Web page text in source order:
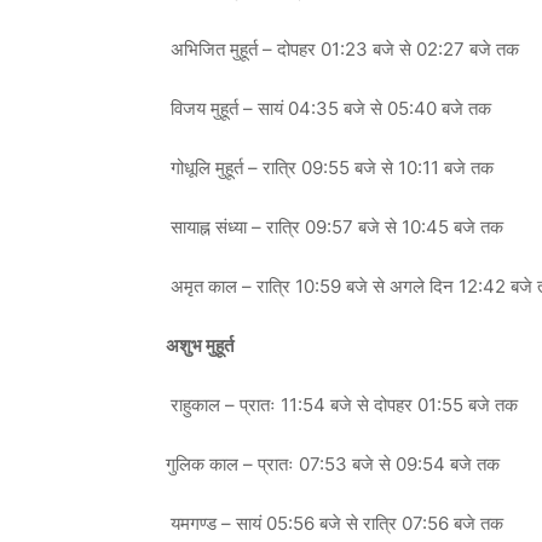
अभिजित मुहूर्त – दोपहर 01:23 बजे से 02:27 बजे तक
विजय मुहूर्त – सायं 04:35 बजे से 05:40 बजे तक
गोधूलि मुहूर्त – रात्रि 09:55 बजे से 10:11 बजे तक
सायाह्न संध्या – रात्रि 09:57 बजे से 10:45 बजे तक
अमृत काल – रात्रि 10:59 बजे से अगले दिन 12:42 बजे
अशुभ मुहूर्त
राहुकाल – प्रातः 11:54 बजे से दोपहर 01:55 बजे तक
गुलिक काल – प्रातः 07:53 बजे से 09:54 बजे तक
यमगण्ड – सायं 05:56 बजे से रात्रि 07:56 बजे तक